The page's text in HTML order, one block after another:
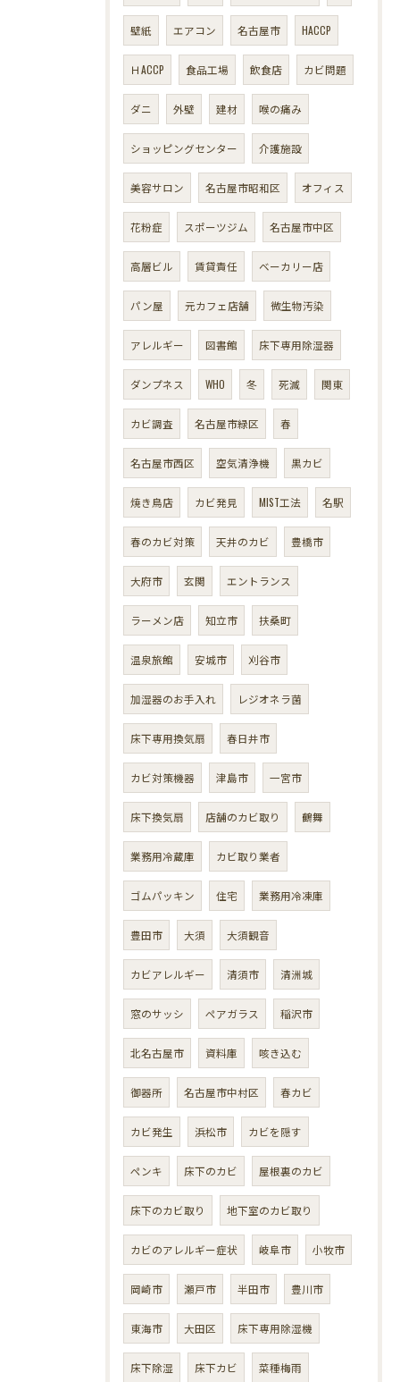
壁紙 エアコン 名古屋市 HACCP
ＨACCP 食品工場 飲食店 カビ問題
ダニ 外壁 建材 喉の痛み
ショッピングセンター 介護施設
美容サロン 名古屋市昭和区 オフィス
花粉症 スポーツジム 名古屋市中区
高層ビル 賃貸責任 ベーカリー店
パン屋 元カフェ店舗 微生物汚染
アレルギー 図書館 床下専用除湿器
ダンプネス WHO 冬 死滅 関東
カビ調査 名古屋市緑区 春
名古屋市西区 空気清浄機 黒カビ
焼き鳥店 カビ発見 MIST工法 名駅
春のカビ対策 天井のカビ 豊橋市
大府市 玄関 エントランス
ラーメン店 知立市 扶桑町
温泉旅館 安城市 刈谷市
加湿器のお手入れ レジオネラ菌
床下専用換気扇 春日井市
カビ対策機器 津島市 一宮市
床下換気扇 店舗のカビ取り 鶴舞
業務用冷蔵庫 カビ取り業者
ゴムパッキン 住宅 業務用冷凍庫
豊田市 大須 大須観音
カビアレルギー 清須市 清洲城
窓のサッシ ペアガラス 稲沢市
北名古屋市 資料庫 咳き込む
御器所 名古屋市中村区 春カビ
カビ発生 浜松市 カビを隠す
ペンキ 床下のカビ 屋根裏のカビ
床下のカビ取り 地下室のカビ取り
カビのアレルギー症状 岐阜市 小牧市
岡崎市 瀬戸市 半田市 豊川市
東海市 大田区 床下専用除湿機
床下除湿 床下カビ 菜種梅雨